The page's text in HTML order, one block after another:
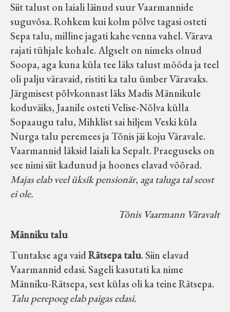
Siit talust on laiali läinud suur Vaarmannide
suguvõsa. Rohkem kui kolm põlve tagasi osteti
Sepa talu, milline jagati kahe venna vahel. Värava
rajati tühjale kohale. Algselt on nimeks olnud
Soopa, aga kuna küla tee läks talust mööda ja teel
oli palju väravaid, ristiti ka talu ümber Väravaks.
Järgmisest põlvkonnast läks Madis Männikule
koduväiks, Jaanile osteti Velise-Nõlva külla
Sopaaugu talu, Mihklist sai hiljem Veski küla
Nurga talu peremees ja Tõnis jäi koju Väravale.
Vaarmannid läksid laiali ka Sepalt. Praeguseks on
see nimi siit kadunud ja hoones elavad võõrad.
Majas elab veel üksik pensionär, aga taluga tal seost
ei ole.
Tõnis Vaarmann Väravalt
Männiku talu
Tuntakse aga vaidRätsepa talu. Siin elavad
Vaarmannid edasi. Sageli kasutati ka nime
Männiku-Rätsepa, sest külas oli ka teine Rätsepa.
Talu perepoeg elab paigas edasi.